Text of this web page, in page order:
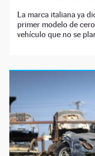
La marca italiana ya
primer modelo de
vehículo que no se